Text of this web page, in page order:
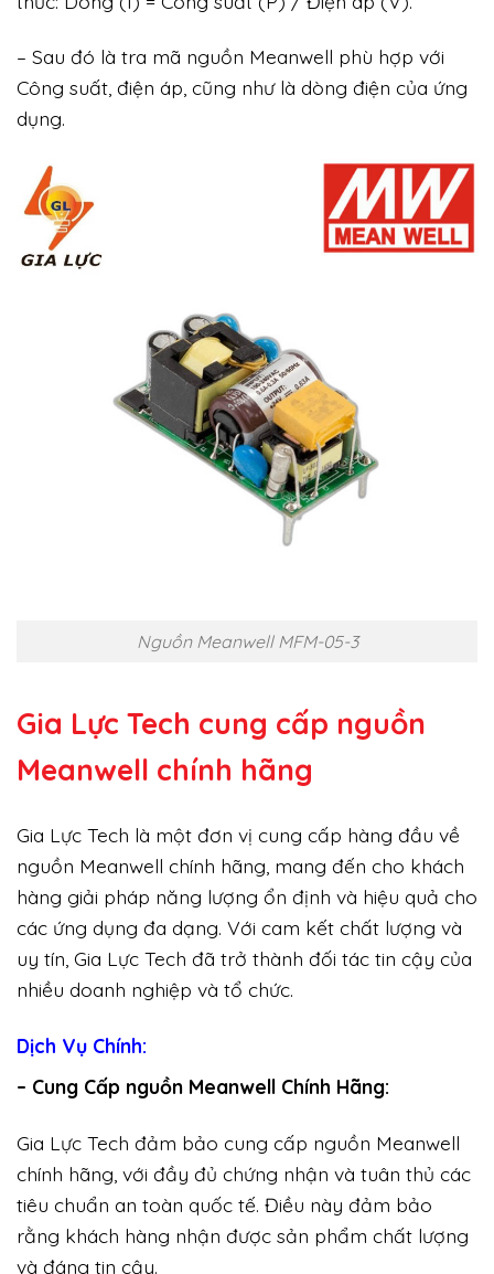
– Sau đó là tra mã nguồn Meanwell phù hợp với
Công suất, điện áp, cũng như là dòng điện của ứng
dụng.
Nguồn Meanwell MFM-05-3
Gia Lực Tech cung cấp nguồn
Meanwell chính hãng
Gia Lực Tech là một đơn vị cung cấp hàng đầu về
nguồn Meanwell chính hãng, mang đến cho khách
hàng giải pháp năng lượng ổn định và hiệu quả cho
các ứng dụng đa dạng. Với cam kết chất lượng và
uy tín, Gia Lực Tech đã trở thành đối tác tin cậy của
nhiều doanh nghiệp và tổ chức.
Dịch Vụ Chính:
– Cung Cấp nguồn Meanwell Chính Hãng:
Gia Lực Tech đảm bảo cung cấp nguồn Meanwell
chính hãng, với đầy đủ chứng nhận và tuân thủ các
tiêu chuẩn an toàn quốc tế. Điều này đảm bảo
rằng khách hàng nhận được sản phẩm chất lượng
và đáng tin cậy.